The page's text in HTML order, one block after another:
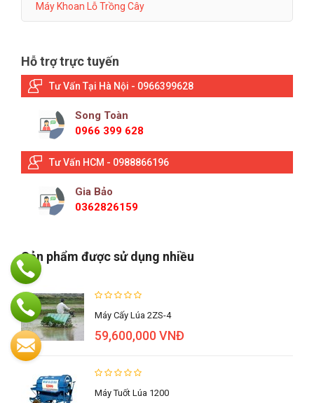
Máy Khoan Lỗ Trồng Cây
Hỗ trợ trực tuyến
Tư Vấn Tại Hà Nội - 0966399628
Song Toàn
0966 399 628
Tư Vấn HCM - 0988866196
Gia Bảo
0362826159
Sản phẩm được sử dụng nhiều
Máy Cấy Lúa 2ZS-4
59,600,000 VNĐ
Máy Tuốt Lúa 1200